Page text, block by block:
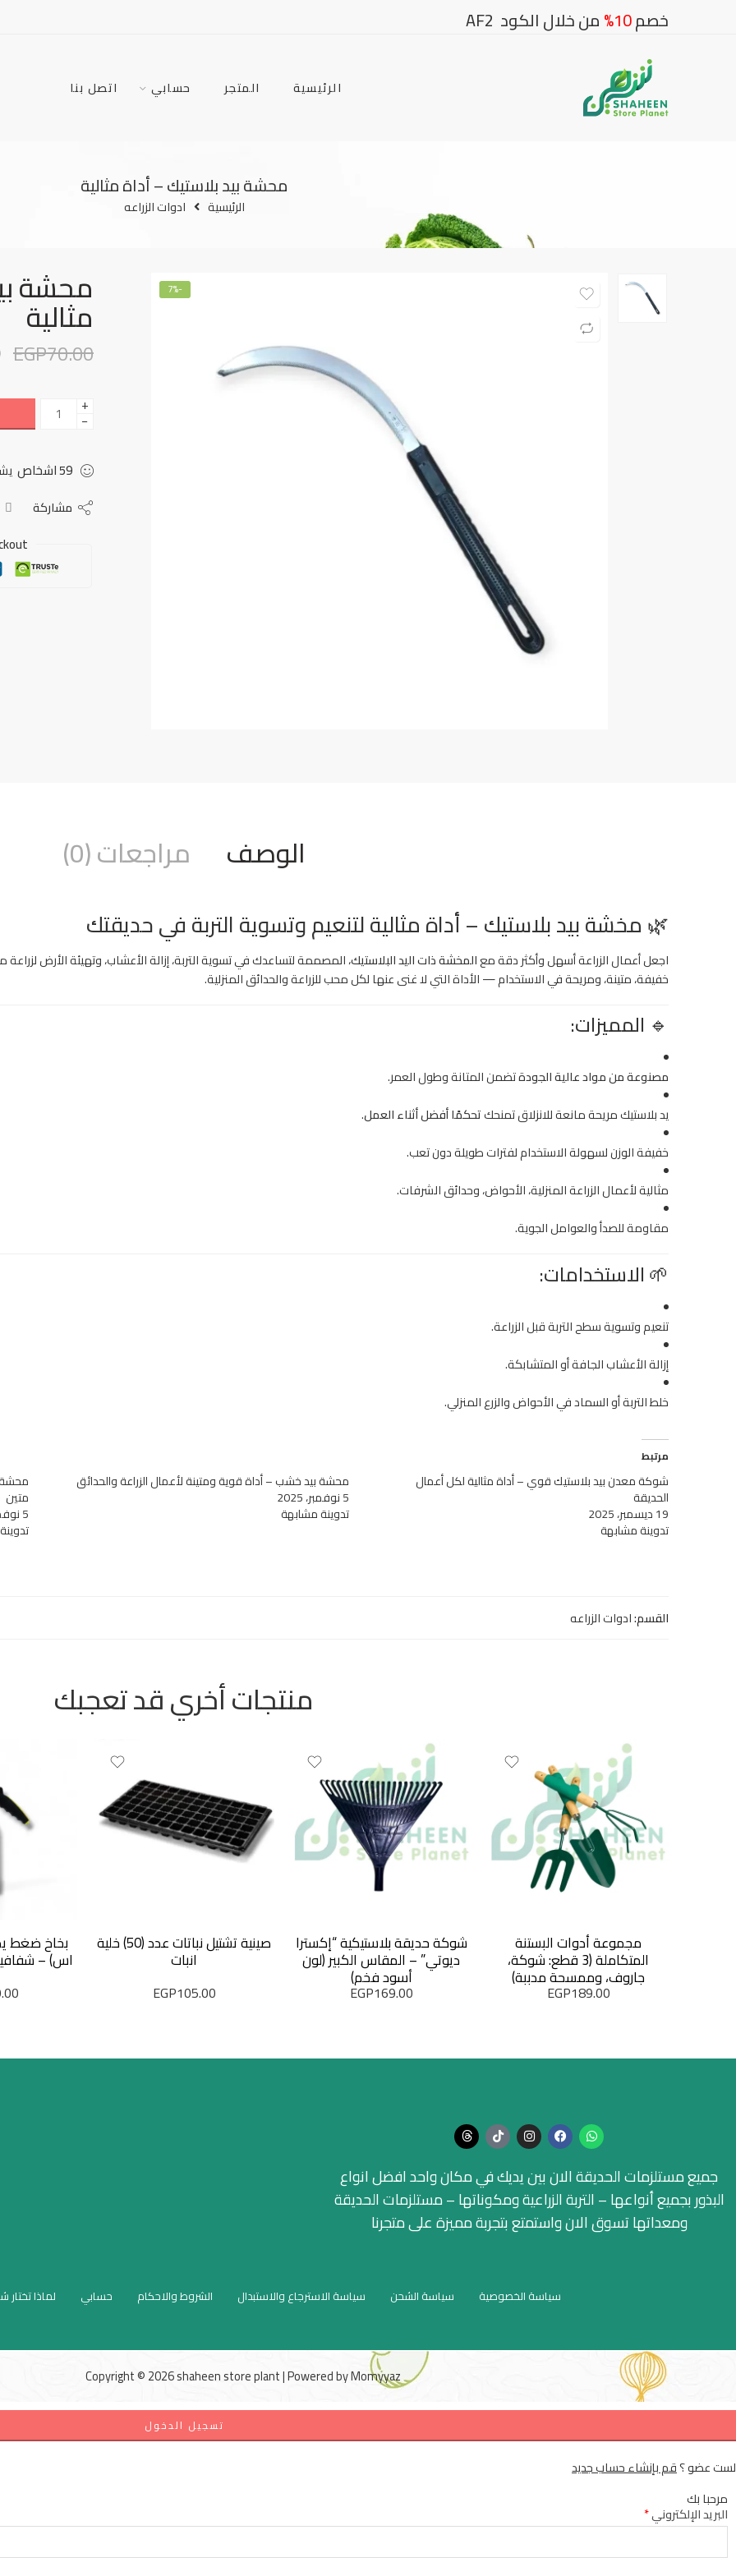
خصم10% من خلال الكود AF2
الرئيسية المتجر حسابي اتصل بنا
محشة بيد بلاستيك – أداة مثالية
الرئيسية ادوات الزراعه
-7% محشة
مثالية
EGP70.00
+
−
59اشخاص
مشاركة
الوصف مراجعات (0)
🌿مخشة بيد بلاستيك – أداة مثالية لتنعيم وتسوية التربة في حديقتك
اجعل أعمال الزراعة أسهل وأكثر دقة معالمخشة ذات اليد البلاستيك، المصممة لتساعدك في تسوية التربة، إزالة الأعشاب، وتهيئة الأرض لزراعة
خفيفة، متينة، ومريحة في الاستخدام — الأداة التي لا غنى عنها لكل محب للزراعة والحدائق المنزلية.
🔹 المميزات:
مصنوعة من مواد عالية الجودةتضمن المتانة وطول العمر.
يد بلاستيك مريحة مانعة للانزلاق تمنحكتحكمًا أفضل أثناء العمل.
خفيفة الوزن لسهولة الاستخدام لفترات طويلة دون تعب.
مثالية لأعمال الزراعة المنزلية، الأحواض، وحدائق الشرفات.
مقاومة للصدأ والعوامل الجوية.
🌱الاستخدامات:
تنعيم وتسوية سطح التربة قبل الزراعة.
إزالة الأعشاب الجافة أو المتشابكة.
خلط التربة أو السماد في الأحواض والزرع المنزلي.
مرتبط
شوكة معدن بيد بلاستيك قوي – أداة مثالية لكل أعمال
الحديقة
19 ديسمبر، 2025
تدوينة مشابهة
محشة بيد خشب – أداة قوية ومتينة لأعمال الزراعة والحدائق
5 نوفمبر، 2025
تدوينة مشابهة
محشة
متين
5 نوفمبر، 2025
القسم:ادوات الزراعه
منتجات أخري قد تعجبك
مجموعة أدوات البستنة
المتكاملة (3 قطع: شوكة،
جاروف، وممسحة مدببة)
EGP189.00
شوكة حديقة بلاستيكية “إكسترا
ديوتي” – المقاس الكبير (لون
أسود فخم)
EGP169.00
صينية تشتيل نباتات عدد (50) خلية
انبات
EGP105.00
جميع مستلزمات الحديقة الان بين يديك في مكان واحد افضل انواع
البذور بجميع أنواعها – التربة الزراعية ومكوناتها – مستلزمات الحديقة
ومعداتها تسوق الان واستمتع بتجربة مميزة على متجرنا
سياسة الخصوصية سياسة الشحن سياسة الاسترجاع والاستبدال الشروط والاحكام حسابي لماذا تختار
Copyright © 2026 shaheen store plant | Powered byMomyyaz
تسجيل الدخول
لست عضو ؟قم بإنشاء حساب جديد
مرحبا بك
البريد الإلكتروني*